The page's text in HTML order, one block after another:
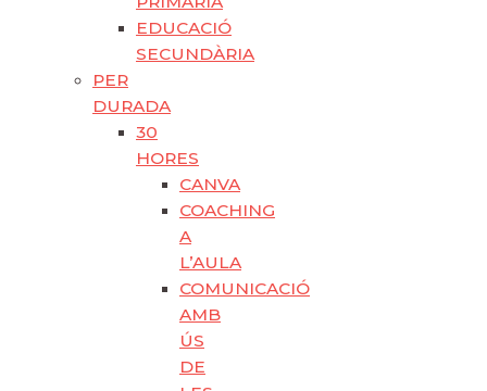
EDUCACIÓ
SECUNDÀRIA
PER
DURADA
30
HORES
CANVA
COACHING
A
L’AULA
COMUNICACIÓ
AMB
ÚS
DE